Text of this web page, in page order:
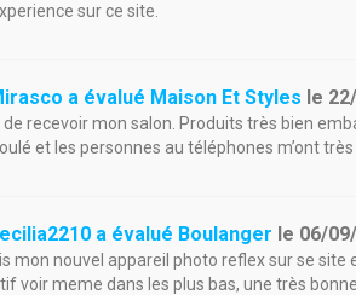
sur ce site.
a évalué Maison Et Styles le
de recevoir mon salon. Produits très bien
et les personnes au téléphones m’ont
a évalué Boulanger le 06/
mon nouvel appareil photo reflex sur se
voir meme dans les plus bas, une très